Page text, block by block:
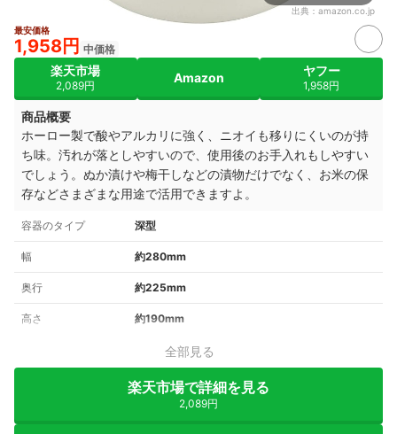
出典： amazon.co.jp
最安価格
1,958円 中価格
楽天市場
2,089円
Amazon ヤフー
1,958円
商品概要
ホーロー製で酸やアルカリに強く、ニオイも移りにくいのが持
ち味。汚れが落としやすいので、使用後のお手入れもしやすい
でしょう。ぬか漬けや梅干しなどの漬物だけでなく、お米の保
存などさまざまな用途で活用できますよ。
容器のタイプ 深型
幅 約280mm
奥行 約225mm
高さ 約190mm
全部見る
楽天市場で詳細を見る
2,089円